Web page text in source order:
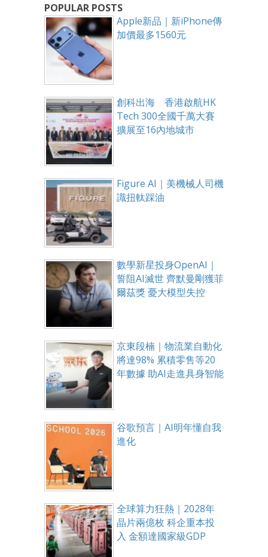
POPULAR POSTS
Apple新品｜新iPhone傳
加價最多1560元
創科出海 香港啟航HK
Tech 300全國千萬大賽
擴展至16內地城市
Figure AI｜美機械人司機
識扭軚踩油
數學新星投身OpenAI｜
誓阻AI滅世 齊默曼剛獲菲
爾茲獎 憂大模型失控
京東段楠｜物流業自動化
將達98% 累積零售等20
年數據 助AI走進具身智能
谷歌預言｜AI明年懂自我
進化
全球算力狂熱｜2028年
晶片兩億枚 科企重本投
入 金額達國家級GDP